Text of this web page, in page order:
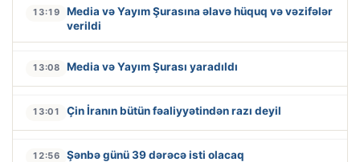
13:19
Media və Yayım Şurasına əlavə hüquq və vəzifələr
verildi
13:08 Media və Yayım Şurası yaradıldı
13:01 Çin İranın bütün fəaliyyətindən razı deyil
12:56 Şənbə günü 39 dərəcə isti olacaq